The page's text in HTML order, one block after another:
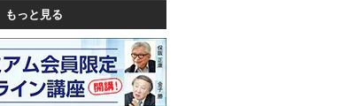
もっと見る